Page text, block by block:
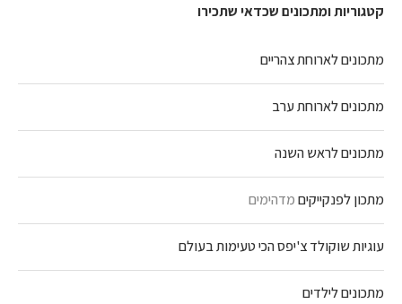
קטגוריות ומתכונים שכדאי שתכירו
מתכונים לארוחת צהריים
מתכונים לארוחת ערב
מתכונים לראש השנה
מתכון לפנקייקיםמדהימים
עוגיות שוקולד צ'יפס הכי טעימות בעולם
מתכונים לילדים